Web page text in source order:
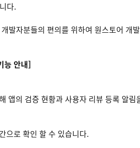
다.
발자분들의 편의를 위하여 원스토어 개
능 안내]
앱의 검증 현황과 사용자 리뷰 등록 알림
으로 확인 할 수 있습니다.